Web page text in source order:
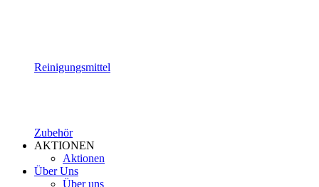
Reinigungsmittel
Zubehör
AKTIONEN
Aktionen
Über Uns
Über uns